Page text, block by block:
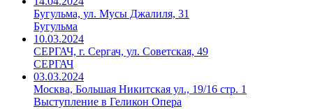
Бугульма, ул. Мусы Джалиля, 31
Бугульма
10.03.2024
СЕРГАЧ, г. Сергач, ул. Советская, 49
СЕРГАЧ
03.03.2024
Москва, Большая Никитская ул., 19/16 стр. 1
Выступление в Геликон Опера